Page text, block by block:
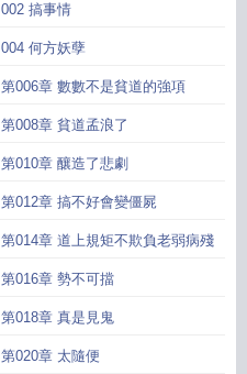
002 搞事情
004 何方妖孽
第006章 數數不是貧道的強項
第008章 貧道孟浪了
第010章 釀造了悲劇
第012章 搞不好會變僵屍
第014章 道上規矩不欺負老弱病殘
第016章 勢不可擋
第018章 真是見鬼
第020章 太隨便